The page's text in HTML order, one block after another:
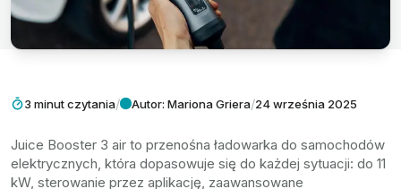
3 minut czytania/ Autor: Mariona Griera/24 września 2025
Juice Booster 3 air to przenośna ładowarka do samochodów
elektrycznych, która dopasowuje się do każdej sytuacji: do 11
kW, sterowanie przez aplikację, zaawansowane